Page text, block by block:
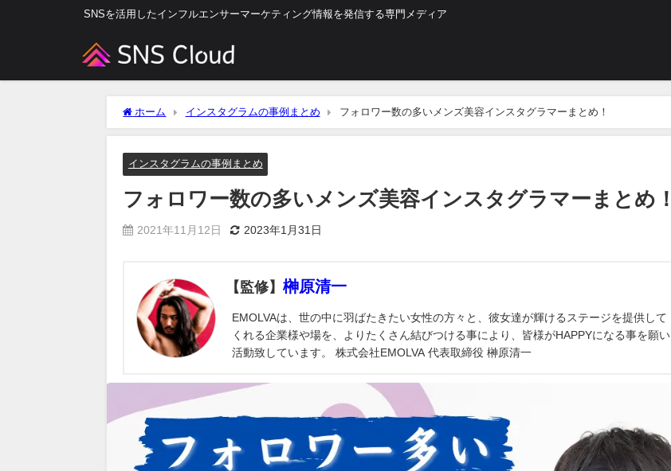
SNSを活用したインフルエンサーマーケティング情報を発信する専門メディア
ホーム インスタグラムの事例まとめ フォロワー数の多いメンズ美容インスタグラマーまとめ！
インスタグラムの事例まとめ
フォロワー数の多いメンズ美容インスタグラマーまとめ！
2021年11月12日 2023年1月31日
【監修】榊原清一
EMOLVAは、世の中に羽ばたきたい女性の方々と、彼女達が輝けるステージを提供して
くれる企業様や場を、よりたくさん結びつける事により、皆様がHAPPYになる事を願い
活動致しています。 株式会社EMOLVA 代表取締役 榊原清一